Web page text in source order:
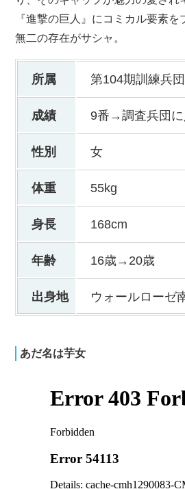
『進撃の巨人』にコミカル要素
無二の存在がサシャ。
所属 第104期訓練兵団
成績 9番→調査兵団に
性別 女
体重 55kg
身長 168cm
年齢 16歳→20歳
出身地 ウォールローゼ
あだ名は芋女